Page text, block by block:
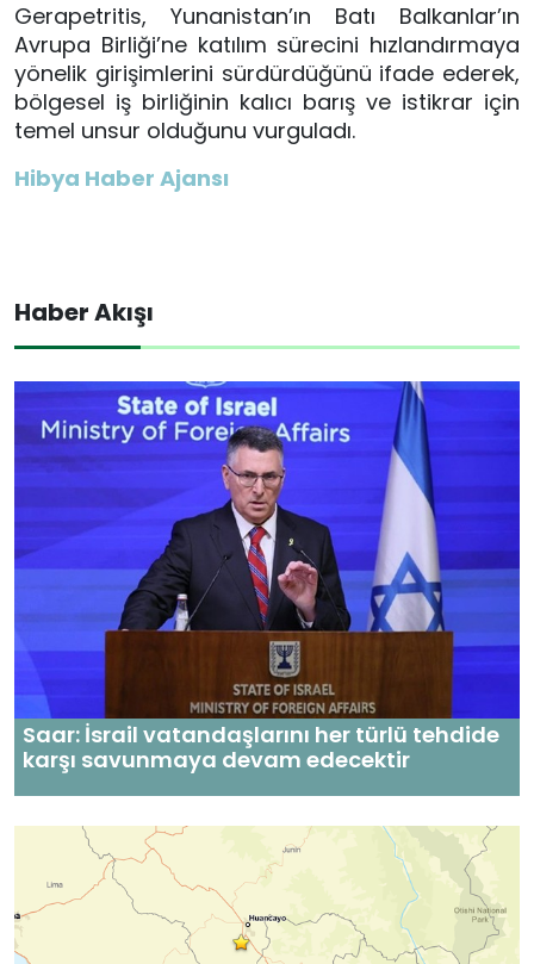
Gerapetritis, Yunanistan’ın Batı Balkanlar’ın
Avrupa Birliği’ne katılım sürecini hızlandırmaya
yönelik girişimlerini sürdürdüğünü ifade ederek,
bölgesel iş birliğinin kalıcı barış ve istikrar için
temel unsur olduğunu vurguladı.
Hibya Haber Ajansı
Haber Akışı
Saar: İsrail vatandaşlarını her türlü tehdide
karşı savunmaya devam edecektir